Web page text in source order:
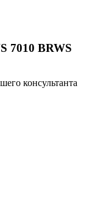
7010 BRWS
консультанта